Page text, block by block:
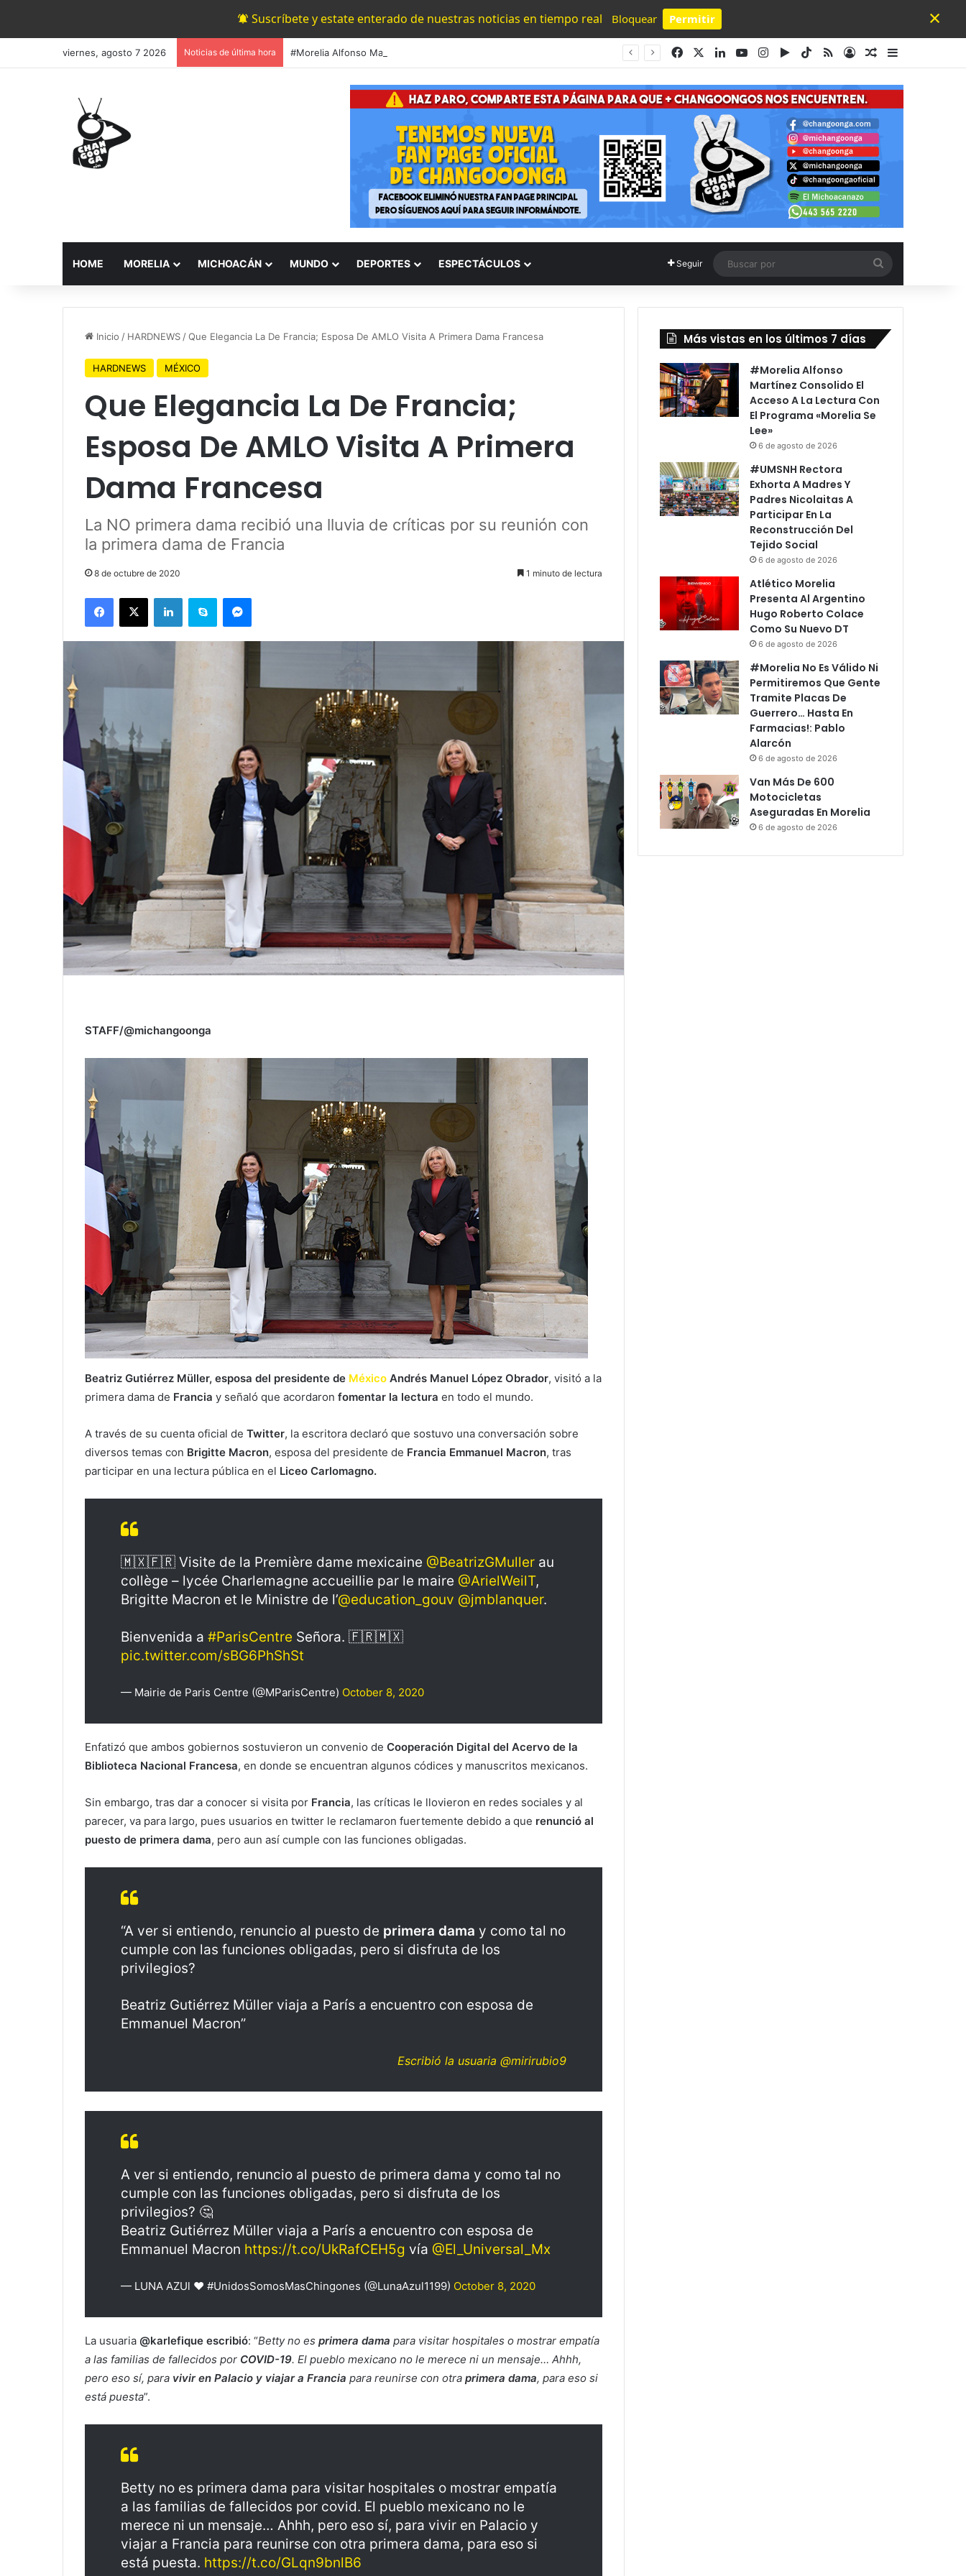
Suscríbete y estate enterado de nuestras noticias en tiempo real Bloquear Permitir
Powered by SendPulse
×
viernes, agosto 7 2026 Noticias de última hora FacebookLinkedInYouTubeInstagram
Google Play
TikTok
RSSAccesoPublicación al
Barra lateral
HOME MORELIA MICHOACÁN MUNDO DEPORTES ESPECTÁCULOS Seguir
por
Inicio / HARDNEWS /Que Elegancia La De Francia; Esposa De AMLO Visita A Primera Dama Francesa
HARDNEWS MÉXICO
Que Elegancia La De Francia;
Esposa De AMLO Visita A Primera
Dama Francesa
La NO primera dama recibió una lluvia de críticas por su reunión con
la primera dama de Francia
8 de octubre de 2020 1 minuto de lectura
Facebook
X LinkedInSkype Messenger
STAFF/@michangoonga
Beatriz Gutiérrez Müller, esposa del presidente de México Andrés Manuel López Obrador, visitó a la
primera dama de Francia y señaló que acordaron fomentar la lectura en todo el mundo.
A través de su cuenta oficial de Twitter, la escritora declaró que sostuvo una conversación sobre
diversos temas con Brigitte Macron, esposa del presidente de Francia Emmanuel Macron, tras
participar en una lectura pública en el Liceo Carlomagno.
🇲🇽🇫🇷 Visite de la Première dame mexicaine @BeatrizGMuller au
collège – lycée Charlemagne accueillie par le maire @ArielWeilT,
Brigitte Macron et le Ministre de l’@education_gouv @jmblanquer.
Bienvenida a #ParisCentre Señora. 🇫🇷🇲🇽
pic.twitter.com/sBG6PhShSt
— Mairie de Paris Centre (@MParisCentre) October 8, 2020
Enfatizó que ambos gobiernos sostuvieron un convenio de Cooperación Digital del Acervo de la
Biblioteca Nacional Francesa, en donde se encuentran algunos códices y manuscritos mexicanos.
Sin embargo, tras dar a conocer si visita por Francia, las críticas le llovieron en redes sociales y al
parecer, va para largo, pues usuarios en twitter le reclamaron fuertemente debido a que renunció al
puesto de primera dama, pero aun así cumple con las funciones obligadas.
“A ver si entiendo, renuncio al puesto de primera dama y como tal no
cumple con las funciones obligadas, pero si disfruta de los
privilegios?
Beatriz Gutiérrez Müller viaja a París a encuentro con esposa de
Emmanuel Macron”
Escribió la usuaria @mirirubio9
A ver si entiendo, renuncio al puesto de primera dama y como tal no
cumple con las funciones obligadas, pero si disfruta de los
privilegios? 🤔
Beatriz Gutiérrez Müller viaja a París a encuentro con esposa de
Emmanuel Macron https://t.co/UkRafCEH5g vía @El_Universal_Mx
— LUNA AZUl ❤ #UnidosSomosMasChingones (@LunaAzul1199) October 8, 2020
La usuaria @karlefique escribió: “Betty no es primera dama para visitar hospitales o mostrar empatía
a las familias de fallecidos por COVID-19. El pueblo mexicano no le merece ni un mensaje… Ahhh,
pero eso sí, para vivir en Palacio y viajar a Francia para reunirse con otra primera dama, para eso si
está puesta”.
Betty no es primera dama para visitar hospitales o mostrar empatía
a las familias de fallecidos por covid. El pueblo mexicano no le
merece ni un mensaje… Ahhh, pero eso sí, para vivir en Palacio y
viajar a Francia para reunirse con otra primera dama, para eso si
está puesta. https://t.co/GLqn9bnlB6
Más vistas en los últimos 7 días
#Morelia Alfonso
Martínez Consolido El
Acceso A La Lectura Con
El Programa «Morelia Se
Lee»
6 de agosto de 2026
#UMSNH Rectora
Exhorta A Madres Y
Padres Nicolaitas A
Participar En La
Reconstrucción Del
Tejido Social
6 de agosto de 2026
Atlético Morelia
Presenta Al Argentino
Hugo Roberto Colace
Como Su Nuevo DT
6 de agosto de 2026
#Morelia No Es Válido Ni
Permitiremos Que Gente
Tramite Placas De
Guerrero… Hasta En
Farmacias!: Pablo
Alarcón
6 de agosto de 2026
Van Más De 600
Motocicletas
Aseguradas En Morelia
6 de agosto de 2026